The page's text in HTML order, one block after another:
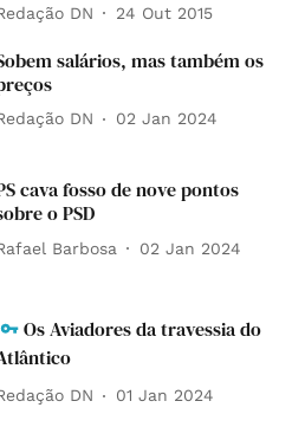
DN 24 Out 2015
salários, mas também os
DN 02 Jan 2024
cava fosso de nove pontos
o PSD
Barbosa 02 Jan 2024
Os Aviadores da travessia do
DN 01 Jan 2024